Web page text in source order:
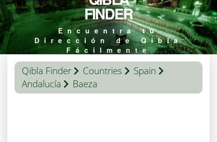
FINDER
Encuentra tu
Dirección de Qibla
Fácilmente
Qibla Finder Countries
Spain
Andalucía
Baeza